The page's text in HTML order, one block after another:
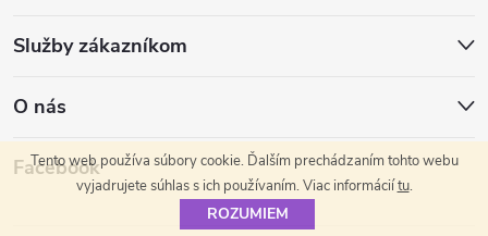
Tento web používa súbory cookie. Ďalším prechádzaním tohto webu
vyjadrujete súhlas s ich používaním. Viac informáciítu.
ROZUMIEM
Služby zákazníkom
O nás
Facebook